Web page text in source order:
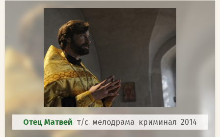
Отец Матвей т/с мелодрама криминал 2014